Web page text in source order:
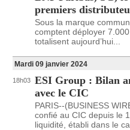
premiers
Sous la marque
comptent déployer
totalisent aujourd’hui...
Mardi 09 janvier 2024
18h03 ESI Group : Bilan
avec le CIC
PARIS--(BUSINESS
confié au CIC depuis le
liquidité, établi dans le